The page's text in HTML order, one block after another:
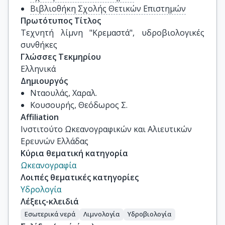
Βιβλιοθήκη Σχολής Θετικών Επιστημών
Πρωτότυπος Τίτλος
Τεχνητή λίμνη "Κρεμαστά", υδροβιολογικές
συνθήκες
Γλώσσες Τεκμηρίου
Ελληνικά
Δημιουργός
Νταουλάς, Χαραλ.
Κουσουρής, Θεόδωρος Σ.
Affiliation
Ινστιτούτο Ωκεανογραφικών και Αλιευτικών
Ερευνών Ελλάδας
Κύρια θεματική κατηγορία
Ωκεανογραφία
Λοιπές θεματικές κατηγορίες
Υδρολογία
Λέξεις-κλειδιά
Εσωτερικά νερά Λιμνολογία Υδροβιολογία